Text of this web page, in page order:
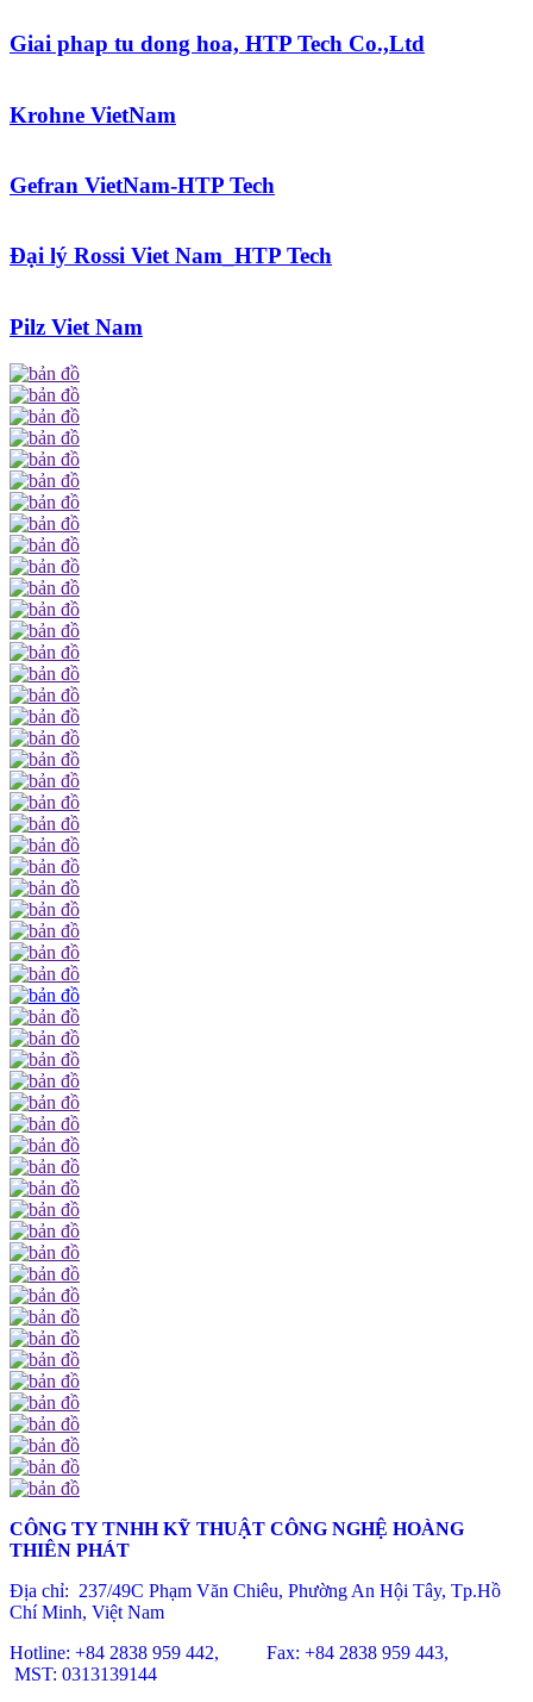
Giai phap tu dong hoa, HTP Tech Co.,Ltd
Krohne VietNam
Gefran VietNam-HTP Tech
Đại lý Rossi Viet Nam_HTP Tech
Pilz Viet Nam
CÔNG TY TNHH KỸ THUẬT CÔNG NGHỆ HOÀNG
THIÊN PHÁT
Địa chỉ: 237/49C Phạm Văn Chiêu, Phường An Hội Tây, Tp.Hồ
Chí Minh, Việt Nam
Hotline: +84 2838 959 442, Fax: +84 2838 959 443,
MST: 0313139144